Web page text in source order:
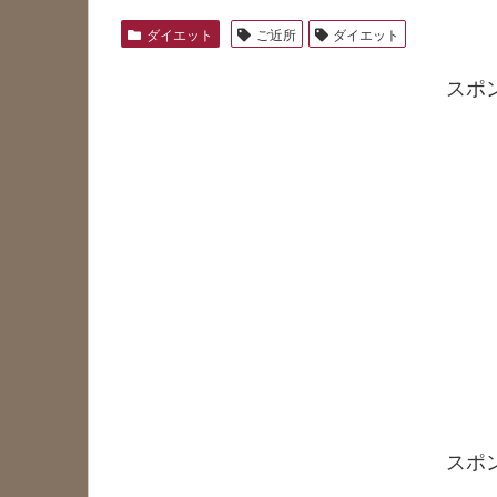
ダイエット ご近所 ダイエット
スポ
スポ